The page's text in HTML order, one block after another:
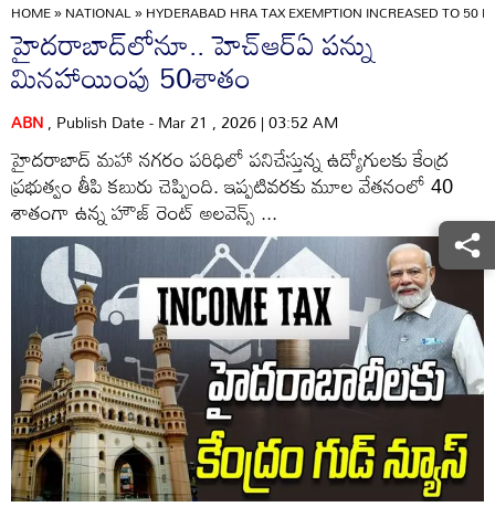
HOME»NATIONAL»HYDERABAD HRA TAX EXEMPTION INCREASED TO 50
హైదరాబాద్‌లోనూ.. హెచ్‌ఆర్‌ఏ పన్ను
మినహాయింపు 50శాతం
ABN, Publish Date - Mar 21 , 2026 | 03:52 AM
హైదరాబాద్‌ మహా నగరం పరిధిలో పనిచేస్తున్న ఉద్యోగులకు కేంద్ర
ప్రభుత్వం తీపి కబురు చెప్పింది. ఇప్పటివరకు మూల వేతనంలో 40
శాతంగా ఉన్న హౌజ్‌ రెంట్‌ అలవెన్స్‌ ...